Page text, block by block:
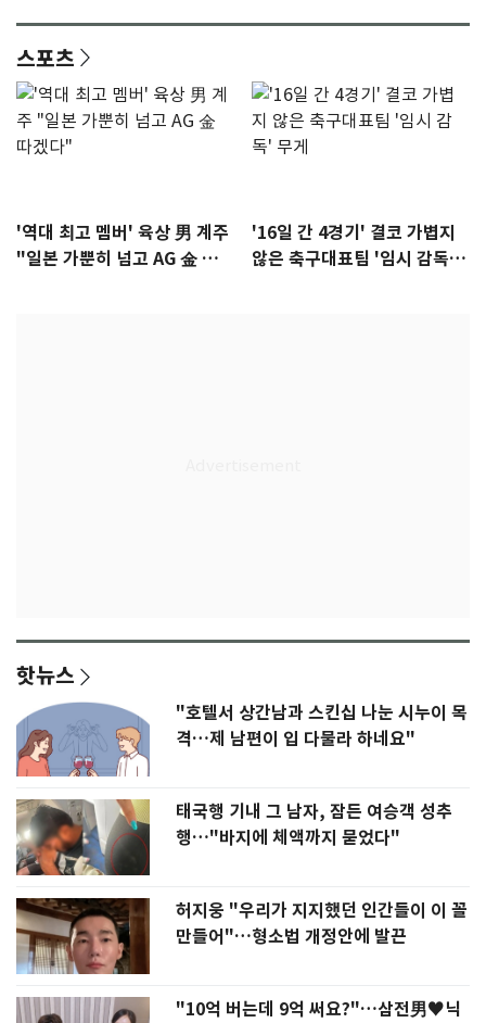
스포츠
'역대 최고 멤버' 육상 男 계주
"일본 가뿐히 넘고 AG 金 따겠
'16일 간 4경기' 결코 가볍지
않은 축구대표팀 '임시 감독'
핫뉴스
"호텔서 상간남과 스킨십 나눈 시누이 목
격…제 남편이 입 다물라 하네요"
태국행 기내 그 남자, 잠든 여승객 성추
행…"바지에 체액까지 묻었다"
허지웅 "우리가 지지했던 인간들이 이 꼴
만들어"…형소법 개정안에 발끈
"10억 버는데 9억 써요?"…삼전男♥닉